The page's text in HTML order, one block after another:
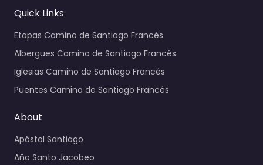
Quick Links
Etapas Camino de Santiago Francés
Albergues Camino de Santiago Francés
Iglesias Camino de Santiago Francés
Puentes Camino de Santiago Francés
About
Apóstol Santiago
Año Santo Jacobeo